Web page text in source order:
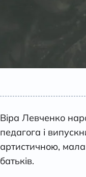
Віра Левченко
педагога і
артистичною,
батьків.